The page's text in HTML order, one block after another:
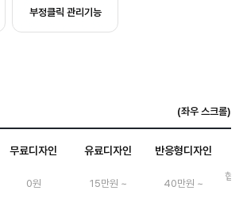
부정클릭 관리기능
무료디자인 유료디자인 반응형디자인
0원 15만원 ~ 40만원 ~
협